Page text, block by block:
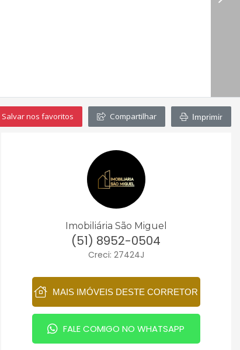
Salvar nos favoritos Compartilhar Imprimir
Imobiliária São Miguel
(51) 8952-0504
Creci: 27424J
MAIS IMÓVEIS DESTE CORRETOR
FALE COMIGO NO WHATSAPP